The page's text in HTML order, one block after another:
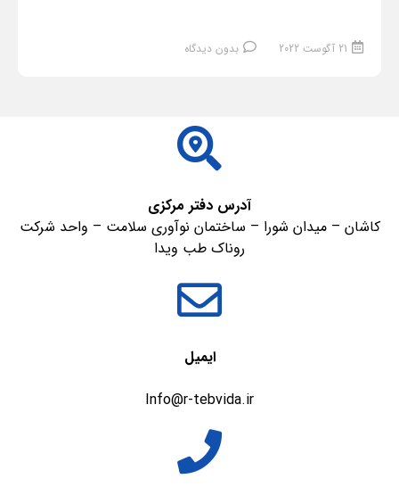
21 آگوست 2022 بدون دیدگاه
آدرس دفتر مرکزی
کاشان – میدان شورا – ساختمان نوآوری سلامت – واحد شرکت
روناک طب ویدا
ایمیل
Info@r-tebvida.ir